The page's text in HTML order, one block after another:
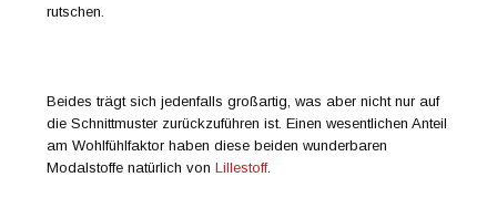
rutschen.
Beides trägt sich jedenfalls großartig, was aber nicht nur auf
die Schnittmuster zurückzuführen ist. Einen wesentlichen Anteil
am Wohlfühlfaktor haben diese beiden wunderbaren
Modalstoffe natürlich vonLillestoff.